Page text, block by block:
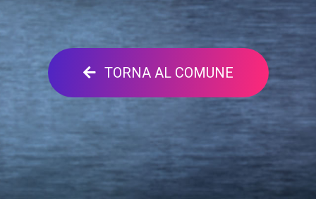
TORNA AL COMUNE